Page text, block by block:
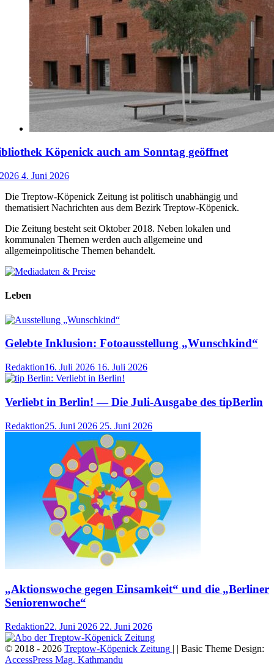
Köpenick auch am Sonntag geöffnet
4. Juni 2026
Die Treptow-Köpenick Zeitung ist politisch unabhängig und
thematisiert Nachrichten aus dem Bezirk Treptow-Köpenick.
Die Zeitung besteht seit Oktober 2018. Neben lokalen und
kommunalen Themen werden auch allgemeine und
allgemeinpolitische Themen behandelt.
Leben
Gelebte Inklusion: Fotoausstellung „Wunschkind“
Redaktion16. Juli 2026 16. Juli 2026
Verliebt in Berlin! — Die Juli-Ausgabe des tipBerlin
Redaktion25. Juni 2026 25. Juni 2026
„Aktionswoche gegen Einsamkeit“ und die „Berliner
Seniorenwoche“
Redaktion22. Juni 2026 22. Juni 2026
© 2018 - 2026 Treptow-Köpenick Zeitung | | Basic Theme Design:
AccessPress Mag, Kathmandu